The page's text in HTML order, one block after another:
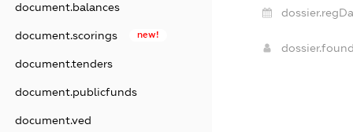
document.balances
document.scorings new!
document.tenders
document.publicfunds
document.ved